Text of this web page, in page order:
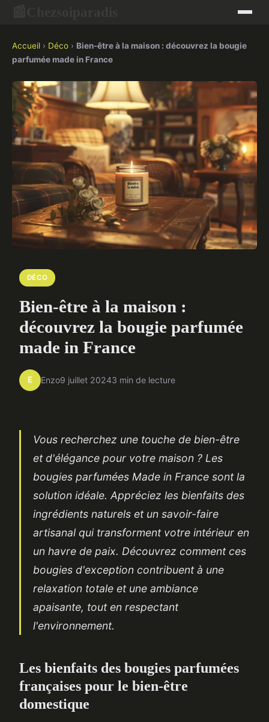
Accueil › Déco › Bien-être à la maison : découvrez la bougie
parfumée made in France
DÉCO
Bien-être à la maison :
découvrez la bougie parfumée
made in France
E Enzo9 juillet 20243 min de lecture
Vous recherchez une touche de bien-être
et d'élégance pour votre maison ? Les
bougies parfumées Made in France sont la
solution idéale. Appréciez les bienfaits des
ingrédients naturels et un savoir-faire
artisanal qui transforment votre intérieur en
un havre de paix. Découvrez comment ces
bougies d'exception contribuent à une
relaxation totale et une ambiance
apaisante, tout en respectant
l'environnement.
Les bienfaits des bougies parfumées
françaises pour le bien-être
domestique